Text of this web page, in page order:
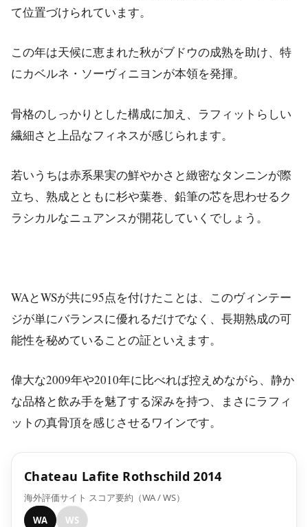
て位置づけられています。
この年は天候に恵まれた秋がブドウの成熟を助け、特
にカベルネ・ソーヴィニヨンが本領を発揮。
骨格のしっかりとした構成に加え、ラフィットらしい
繊細さと上品なフィネスが感じられます。
若いうちは赤系果実の鮮やかさと緻密なタンニンが際
立ち、熟成とともに杉や葉巻、鉛筆の芯を思わせるク
ラシカルなニュアンスが開花していくでしょう。
WAとWSが共に95点を付けたことは、このヴィンテー
ジが単にバランスに優れるだけでなく、長期熟成の可
能性を秘めていることの証といえます。
偉大な2009年や2010年に比べれば控えめながら、静か
な品格と飲み手を魅了する深みを持つ、まさにラフィ
ットの真骨頂を感じさせるワインです。
Chateau Lafite Rothschild 2014
海外評価サイト スコア要約（WA / WS）
WA
WS